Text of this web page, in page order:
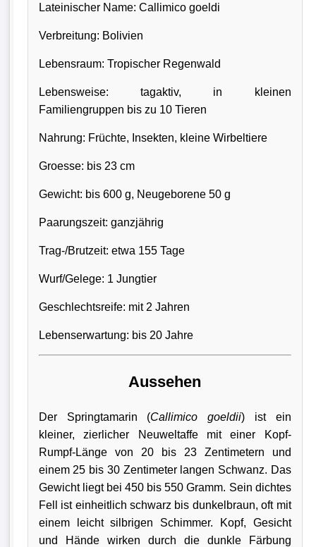
Lateinischer Name: Callimico goeldi
Verbreitung: Bolivien
Lebensraum: Tropischer Regenwald
Lebensweise: tagaktiv, in kleinen
Familiengruppen bis zu 10 Tieren
Nahrung: Früchte, Insekten, kleine Wirbeltiere
Groesse: bis 23 cm
Gewicht: bis 600 g, Neugeborene 50 g
Paarungszeit: ganzjährig
Trag-/Brutzeit: etwa 155 Tage
Wurf/Gelege: 1 Jungtier
Geschlechtsreife: mit 2 Jahren
Lebenserwartung: bis 20 Jahre
Aussehen
Der Springtamarin (Callimico goeldii) ist ein
kleiner, zierlicher Neuweltaffe mit einer Kopf-
Rumpf-Länge von 20 bis 23 Zentimetern und
einem 25 bis 30 Zentimeter langen Schwanz. Das
Gewicht liegt bei 450 bis 550 Gramm. Sein dichtes
Fell ist einheitlich schwarz bis dunkelbraun, oft mit
einem leicht silbrigen Schimmer. Kopf, Gesicht
und Hände wirken durch die dunkle Färbung